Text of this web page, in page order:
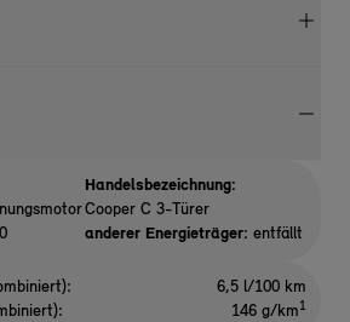
Handelsbezeichnung:
Cooper C 3-Türer
anderer Energieträger: entfällt
6,5 l/100 km
146 g/km1